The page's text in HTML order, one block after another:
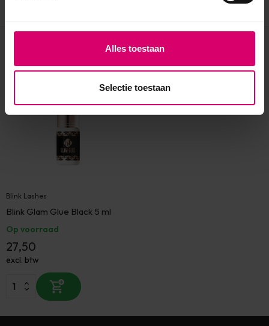
Alles toestaan
Selectie toestaan
Blink Lashes
Blink Glam Glue Black 5 ml
Op voorraad
27,50
excl. btw